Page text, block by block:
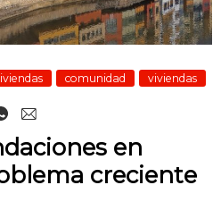
comunidad viviendas
en
creciente